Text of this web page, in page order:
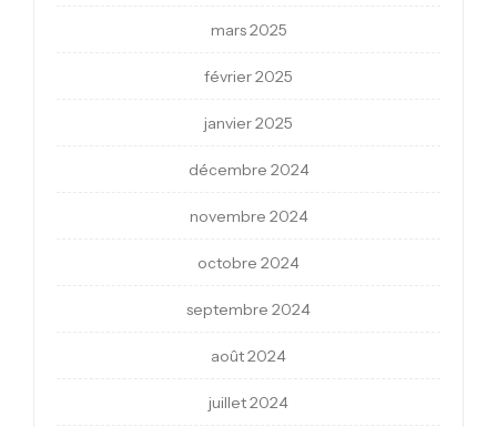
mars 2025
février 2025
janvier 2025
décembre 2024
novembre 2024
octobre 2024
septembre 2024
août 2024
juillet 2024